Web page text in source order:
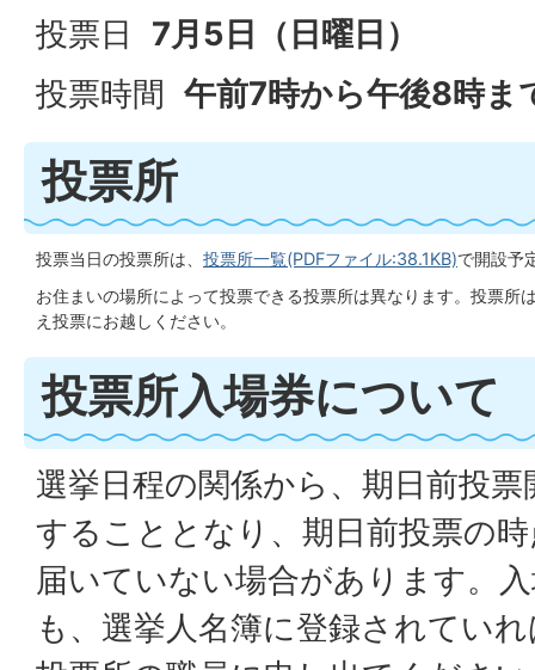
投票日 7月5日（日曜日）
投票時間 午前7時から午後8時ま
投票所
投票当日の投票所は、 投票所一覧(PDFファイル:38.1KB)で開設予
お住まいの場所によって投票できる投票所は異なります。投票所
え投票にお越しください。
投票所入場券について
選挙日程の関係から、期日前投
することとなり、期日前投票の
届いていない場合があります。
も、選挙人名簿に登録されてい